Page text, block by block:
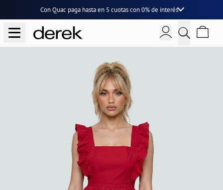
Con Quac paga hasta en 5 cuotascon0% de interés